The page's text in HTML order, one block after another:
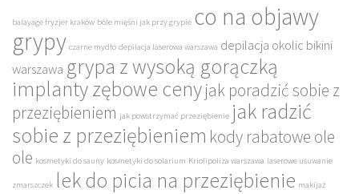
balayage fryzjer kraków bóle mięśni jak przy grypie co na objawy
grypy czarne mydło depilacja laserowa warszawa depilacja okolic bikini
warszawa grypa z wysoką gorączką
implanty zębowe cenyjak poradzić sobie z
przeziębieniem jak powstrzymać przeziębienie jak radzić
sobie z przeziębieniem kody rabatowe ole
ole kosmetyki do sauny kosmetyki do solarium Kriolipoliza warszawa laserowe usuwanie
zmarszczek lek do picia na przeziębienie makijaż